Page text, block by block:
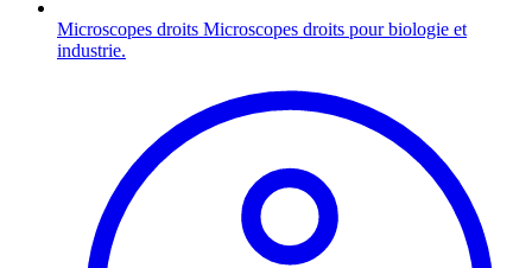
Microscopes droits Microscopes droits pour biologie et
industrie.